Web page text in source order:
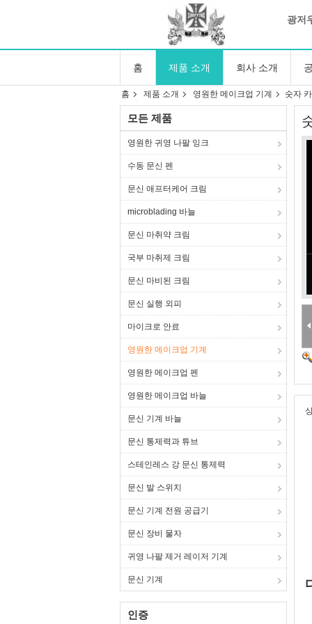
광저
홈 제품 소개 회사 소개
홈 제품 소개 영원한 메이크업 기계 숫자
모든 제품
영원한 귀영 나팔 잉크
수동 문신 펜
문신 애프터케어 크림
microblading 바늘
문신 마취약 크림
국부 마취제 크림
문신 마비된 크림
문신 실행 외피
마이크로 안료
영원한 메이크업 기계
영원한 메이크업 펜
영원한 메이크업 바늘
문신 기계 바늘
문신 통제력과 튜브
스테인레스 강 문신 통제력
문신 발 스위치
문신 기계 전원 공급기
문신 장비 물자
귀영 나팔 제거 레이저 기계
문신 기계
인증